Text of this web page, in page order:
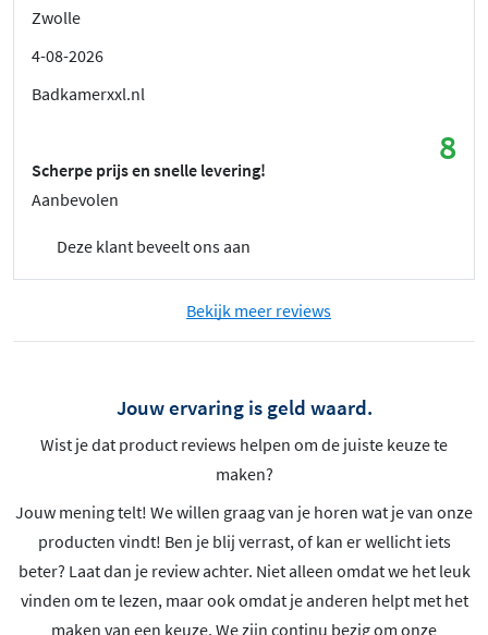
Zwolle
4-08-2026
Badkamerxxl.nl
8
Scherpe prijs en snelle levering!
Aanbevolen
Deze klant beveelt ons aan
Bekijk meer reviews
Jouw ervaring is geld waard.
Wist je dat product reviews helpen om de juiste keuze te
maken?
Jouw mening telt! We willen graag van je horen wat je van onze
producten vindt! Ben je blij verrast, of kan er wellicht iets
beter? Laat dan je review achter. Niet alleen omdat we het leuk
vinden om te lezen, maar ook omdat je anderen helpt met het
maken van een keuze. We zijn continu bezig om onze